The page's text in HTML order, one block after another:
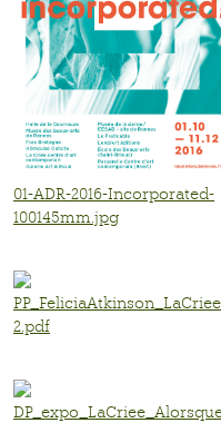
01-ADR-2016-Incorporated-
100145mm.jpg
2.pdf